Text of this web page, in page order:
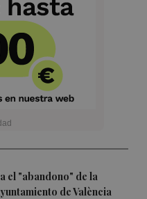
el "abandono" de la
de València